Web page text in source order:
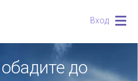
Вход
до